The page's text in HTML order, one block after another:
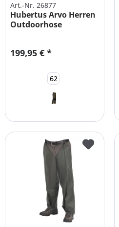
Art.-Nr. 26877
Hubertus Arvo Herren
Outdoorhose
199,95 € *
62